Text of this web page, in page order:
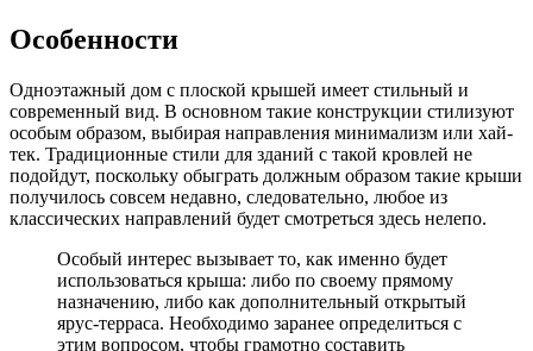
Особенности
Одноэтажный дом с плоской крышей имеет стильный и
современный вид. В основном такие конструкции стилизуют
особым образом, выбирая направления минимализм или хай-
тек. Традиционные стили для зданий с такой кровлей не
подойдут, поскольку обыграть должным образом такие крыши
получилось совсем недавно, следовательно, любое из
классических направлений будет смотреться здесь нелепо.
Особый интерес вызывает то, как именно будет
использоваться крыша: либо по своему прямому
назначению, либо как дополнительный открытый
ярус-терраса. Необходимо заранее определиться с
этим вопросом, чтобы грамотно составить